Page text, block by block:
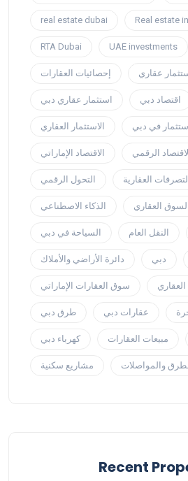
real estate dubai Real estate
RTA Dubai UAE investments
إحصائيات العقارات عقاري
استثمار عقاري دبي اقتصاد دبي
الاستثمار العقاري في دبي
الاقتصاد الإماراتي الاقتصاد الرقمي
التحول الرقمي التصرفات العقارية
الذكاء الاصطناعي السوق العقاري
السياحة في دبي النقل العام
دائرة الأراضي والأملاك دبي
سوق العقارات الإماراتي
طرق دبي عقارات دبي
كهرباء دبي مبيعات العقارات
مشاريع سكنية والمواصلات
Recent